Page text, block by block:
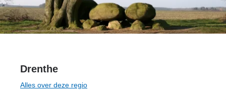
Drenthe
Alles over deze regio